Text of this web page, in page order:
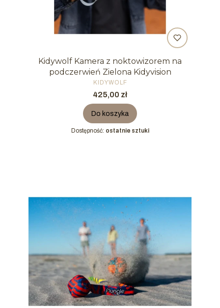
Kidywolf Kamera z noktowizorem na
podczerwień Zielona Kidyvision
PRODUCENT
KIDYWOLF
Cena
425,00 zł
Do koszyka
Dostępność: ostatnie sztuki